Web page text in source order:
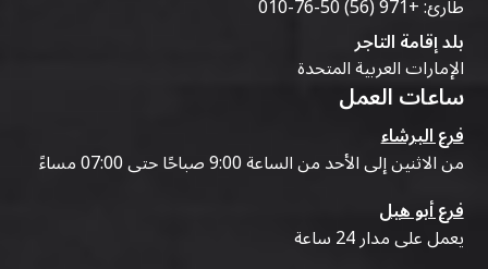
بلد إقامة التاجر
الإمارات العربية المتحدة
ساعات العمل
فرع البرشاء
من الاثنين إلى الأحد من الساعة 9:00 صباحًا حتى 07:00 مساءً
فرع أبو هيل
يعمل على مدار 24 ساعة